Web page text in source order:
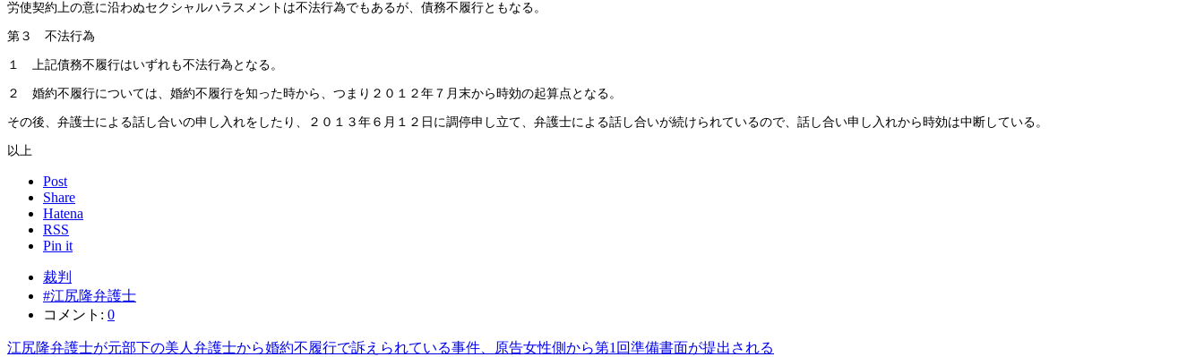
労使契約上の意に沿わぬセクシャルハラスメントは不法行為でもあるが、債務不履行ともなる。
第３ 不法行為
１ 上記債務不履行はいずれも不法行為となる。
２ 婚約不履行については、婚約不履行を知った時から、つまり２０１２年７月末から時効の起算点となる。
その後、弁護士による話し合いの申し入れをしたり、２０１３年６月１２日に調停申し立て、弁護士による話し合いが続けられているので、話し合い申し入れから時効は中断している。
以上
Post
Share
Hatena
RSS
Pin it
裁判
#江尻隆弁護士
コメント: 0
江尻隆弁護士が元部下の美人弁護士から婚約不履行で訴えられている事件、原告女性側から第1回準備書面が提出される